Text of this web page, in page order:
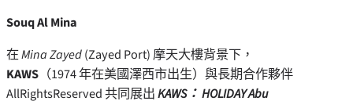
Souq Al Mina
在Mina Zayed(Zayed Port) 摩天大樓背景下，
KAWS （1974 年在美國澤西市出生）與長期合作夥伴
AllRightsReserved 共同展出KAWS： HOLIDAYAbu